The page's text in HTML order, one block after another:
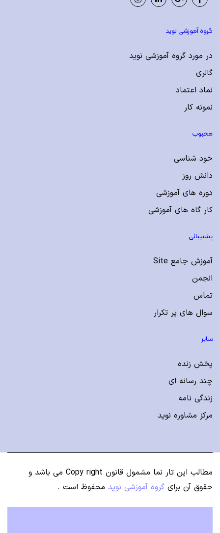
Plus
گروه آموزشی نوید
در مورد گروه آموزشی نوید
گالری
نماد اعتماد
نمونه کار
محبوب
خود شناسی
دانش روز
دوره های آموزشی
کار گاه های آموزشی
پشتیبانی
آموزش جامع Site
انجمن
تماس
سوال های پر تکرار
سایر
پخش زنده
چند رسانه ای
زندگی نامه
مرکز مشاوره نوید
مطالب این تار نما مشمول قانون Copy right می باشد
و
حقوق آن برای گروه آموزشی نوید محفوظ است .